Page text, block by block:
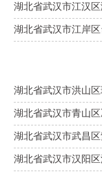
湖北省武汉市江汉
湖北省武汉市洪山
湖北省武汉市汉阳